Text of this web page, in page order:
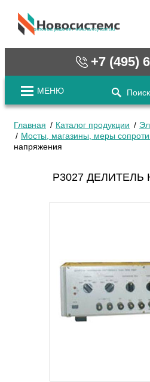
cистемные решения / www.novosystems.ru
+7 (495)
МЕНЮ Поиск
Главная Каталог продукции
Мосты, магазины, меры
напряжения
Р3027